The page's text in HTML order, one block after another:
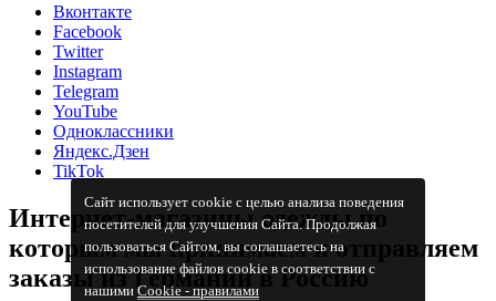
Сайт использует cookie с целью анализа поведения
посетителей для улучшения Сайта. Продолжая
пользоваться Сайтом, вы соглашаетесь на
использование файлов cookie в соответствии с
нашимиCookiе - правилами
Вконтакте
Facebook
Twitter
Instagram
Telegram
YouTube
Одноклассники
Яндекс.Дзен
TikTok
Интернет-магазины одежды по
которым мы принимаем и отправляем
заказы из Германии в Россию